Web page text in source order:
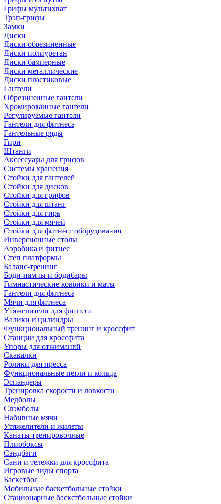
Грифы мультихват
Трэп-грифы
Замки
Диски
Диски обрезиненные
Диски полиуретан
Диски бамперные
Диски металлические
Диски пластиковые
Гантели
Обрезиненные гантели
Хромированные гантели
Регулируемые гантели
Гантели для фитнеса
Гантельные ряды
Гири
Штанги
Аксессуары для грифов
Системы хранения
Стойки для гантелей
Стойки для дисков
Стойки для грифов
Стойки для штанг
Стойки для гирь
Стойки для мячей
Стойки для фитнесс оборудования
Инверсионные столы
Аэробика и фитнес
Степ платформы
Баланс-тренинг
Боди-пампы и бодибары
Гимнастические коврики и маты
Гантели для фитнеса
Мячи для фитнеса
Утяжелители для фитнеса
Валики и цилиндры
Функциональный тренинг и кроссфит
Станции для кроссфита
Упоры для отжиманий
Скакалки
Ролики для пресса
Функциональные петли и кольца
Эспандеры
Тренировка скорости и ловкости
Медболы
Слэмболы
Набивные мячи
Утяжелители и жилеты
Канаты тренировочные
Плиобоксы
Сэндбэги
Сани и тележки для кроссфита
Игровые виды спорта
Баскетбол
Мобильные баскетбольные стойки
Стационарные баскетбольные стойки